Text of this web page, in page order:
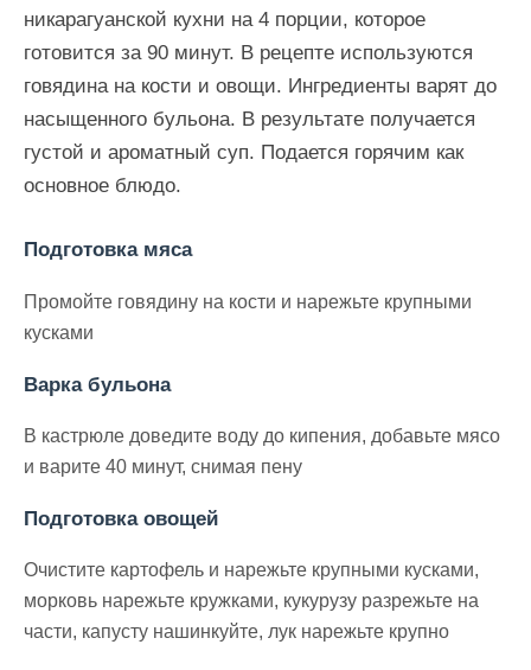
никарагуанской кухни на 4 порции, которое
готовится за 90 минут. В рецепте используются
говядина на кости и овощи. Ингредиенты варят до
насыщенного бульона. В результате получается
густой и ароматный суп. Подается горячим как
основное блюдо.
Подготовка мяса
Промойте говядину на кости и нарежьте крупными
кусками
Варка бульона
В кастрюле доведите воду до кипения, добавьте мясо
и варите 40 минут, снимая пену
Подготовка овощей
Очистите картофель и нарежьте крупными кусками,
морковь нарежьте кружками, кукурузу разрежьте на
части, капусту нашинкуйте, лук нарежьте крупно